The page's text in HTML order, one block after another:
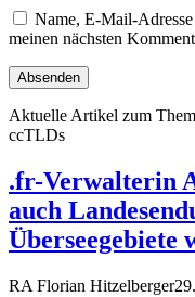
Name, E-Mail-
meinen nächsten
Aktuelle Artikel zum
ccTLDs
.fr-Verwalterin
auch
Überseegebiete
RA Florian Hitzelberger